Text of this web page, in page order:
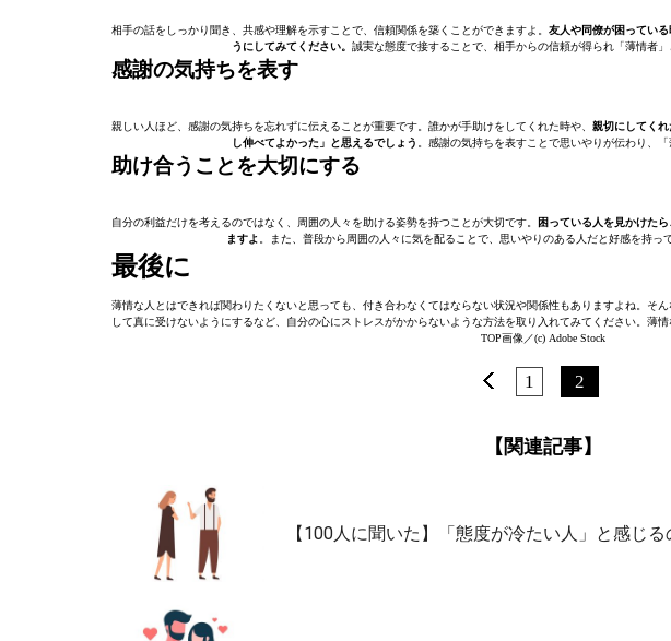
相手の話をしっかり聞き、共感や理解を示すことで、信頼関係を築くことができますよ。 友人や同僚が困ってい
うにしてみてください。 誠実な態度で接することで、相手からの信頼が得られ「薄情者」
感謝の気持ちを表す
親しい人ほど、感謝の気持ちを忘れずに伝えることが重要です。誰かが手助けをしてくれた時や、 親切にしてく
し伸べてよかった」と思えるでしょう
。感謝の気持ちを表すことで思いやりが伝わり、
助け合うことを大切にする
自分の利益だけを考えるのではなく、周囲の人々を助ける姿勢を持つことが大切です。
困っている人を見かけた
ますよ
。また、普段から周囲の人々に気を配ることで、思いやりのある人だと好感を持っ
最後に
薄情な人とはできれば関わりたくないと思っても、付き合わなくてはならない状況や関係性もありますよね。そ
して真に受けないようにするなど、自分の心にストレスがかからないような方法を取り入れてみてください。薄
TOP画像／(c) Adobe Stock
1 2
【関連記事】
【100人に聞いた】「態度が冷たい人」と感じ